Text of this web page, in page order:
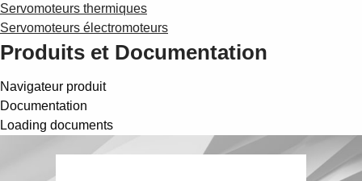
Servomoteurs thermiques
Servomoteurs électromoteurs
Produits et Documentation
Navigateur produit
Documentation
Loading documents